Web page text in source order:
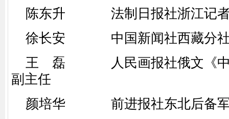
陈东升 法制日报社浙江记者
徐长安 中国新闻社西藏分社
王 磊 人民画报社俄文《中
副主任
颜培华 前进报社东北后备军